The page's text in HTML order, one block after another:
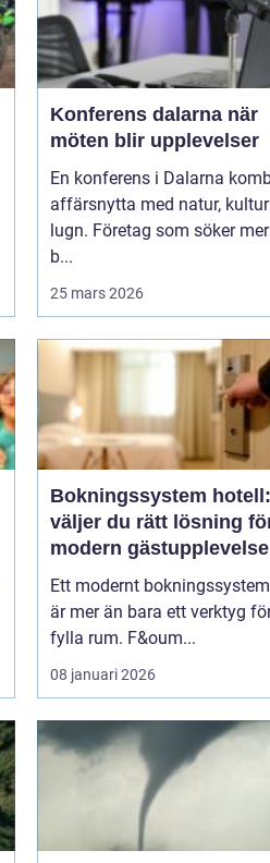
Konferens dalarna när
möten blir upplevelser
En konferens i Dalarna
affärsnytta med natur,
lugn. Företag som söker
b...
25 mars 2026
Bokningssystem
väljer du rätt lösning
modern gästupplevelse
Ett modernt
är mer än bara ett verktyg
fylla rum. F&oum...
08 januari 2026